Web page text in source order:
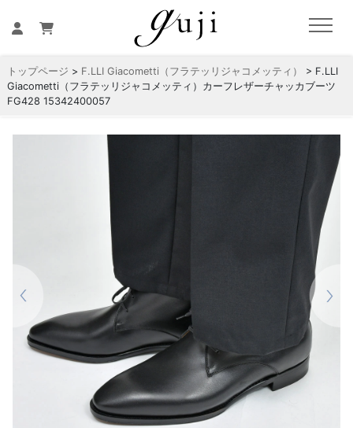
トップページ > F.LLI Giacometti（フラテッリジャコメッティ）
> F.LLI
Giacometti（フラテッリジャコメッティ）カーフレザーチャッカブーツ
FG428 15342400057